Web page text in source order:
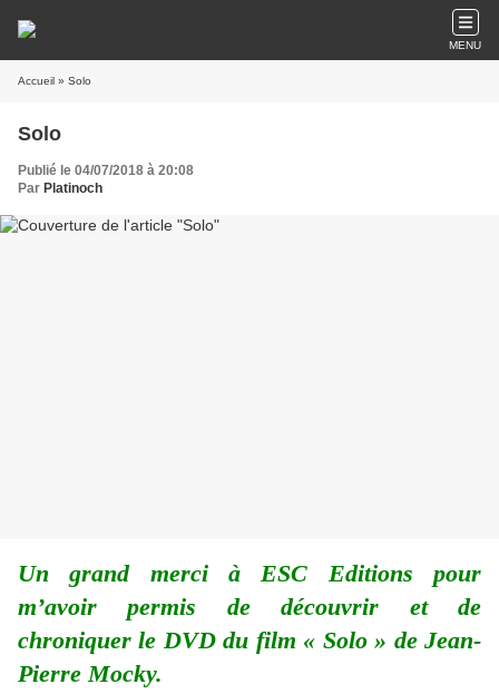
MENU
Accueil » Solo
Solo
Publié le 04/07/2018 à 20:08
Par Platinoch
Un grand merci à ESC Editions pour
m’avoir permis de découvrir et de
chroniquer le DVD du film « Solo » de Jean-
Pierre Mocky.